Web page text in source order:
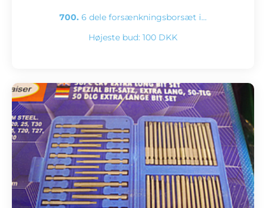
700. 6 dele forsænkningsborsæt i…
Højeste bud: 100 DKK